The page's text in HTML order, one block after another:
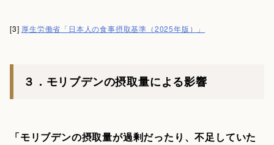
[3] 厚生労働省「日本人の食事摂取基準（2025年版）」
３．モリブデンの摂取量による影響
「モリブデンの摂取量が過剰だったり、不足していた